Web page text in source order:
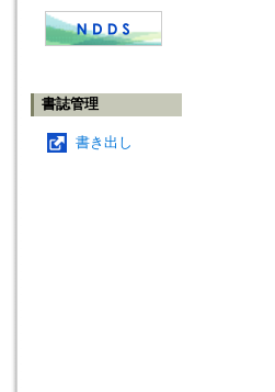
書誌管理
書き出し